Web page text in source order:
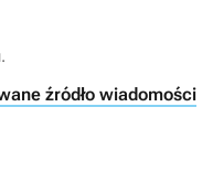
źródło wiadomości